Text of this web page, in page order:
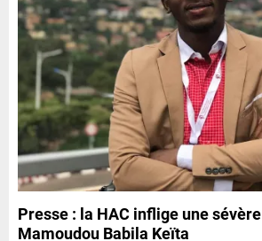
Presse : la HAC inflige une
Mamoudou Babila Keïta